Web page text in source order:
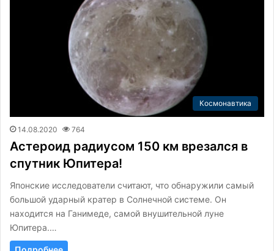
Космонавтика
14.08.2020 764
Астероид радиусом 150 км врезался в
спутник Юпитера!
Японские исследователи считают, что обнаружили самый
большой ударный кратер в Солнечной системе. Он
находится на Ганимеде, самой внушительной луне
Юпитера.…